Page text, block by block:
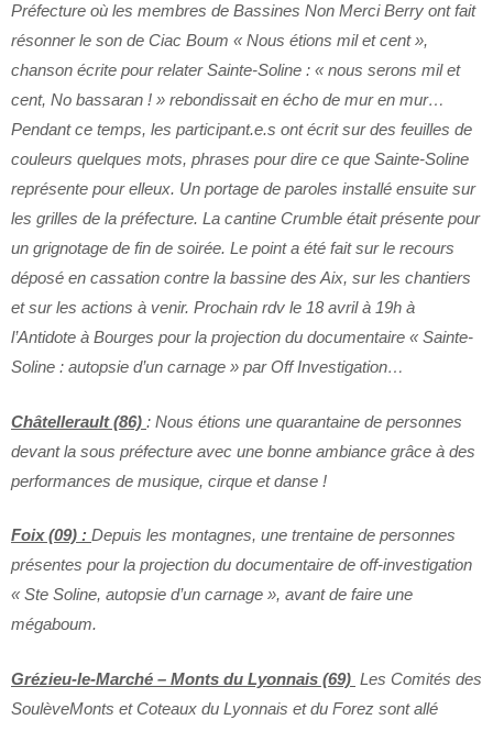
Préfecture où les membres de Bassines Non Merci Berry ont fait
résonner le son de Ciac Boum « Nous étions mil et cent »,
chanson écrite pour relater Sainte-Soline : « nous serons mil et
cent, No bassaran ! » rebondissait en écho de mur en mur…
Pendant ce temps, les participant.e.s ont écrit sur des feuilles de
couleurs quelques mots, phrases pour dire ce que Sainte-Soline
représente pour elleux. Un portage de paroles installé ensuite sur
les grilles de la préfecture. La cantine Crumble était présente pour
un grignotage de fin de soirée. Le point a été fait sur le recours
déposé en cassation contre la bassine des Aix, sur les chantiers
et sur les actions à venir. Prochain rdv le 18 avril à 19h à
l’Antidote à Bourges pour la projection du documentaire « Sainte-
Soline : autopsie d’un carnage » par Off Investigation…
Châtellerault (86) : Nous étions une quarantaine de personnes
devant la sous préfecture avec une bonne ambiance grâce à des
performances de musique, cirque et danse !
Foix (09) : Depuis les montagnes, une trentaine de personnes
présentes pour la projection du documentaire de off-investigation
« Ste Soline, autopsie d’un carnage », avant de faire une
mégaboum.
Grézieu-le-Marché – Monts du Lyonnais (69) Les Comités des
SoulèveMonts et Coteaux du Lyonnais et du Forez sont allé